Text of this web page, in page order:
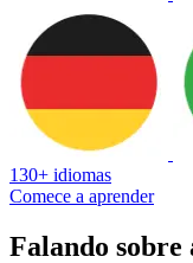
130+ idiomas
Comece a aprender
Falando sobre